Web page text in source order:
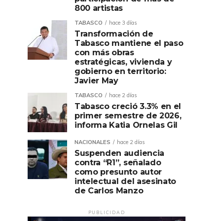
800 artistas
TABASCO hace 3 días
Transformación de
Tabasco mantiene el paso
con más obras
estratégicas, vivienda y
gobierno en territorio:
Javier May
TABASCO hace 2 días
Tabasco creció 3.3% en el
primer semestre de 2026,
informa Katia Ornelas Gil
NACIONALES hace 2 días
Suspenden audiencia
contra “R1”, señalado
como presunto autor
intelectual del asesinato
de Carlos Manzo
PUBLICIDAD